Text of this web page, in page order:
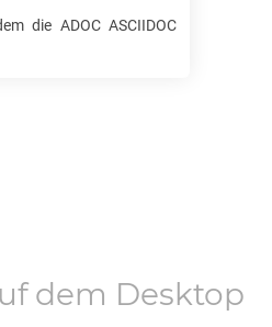
die ADOC ASCIIDOC
dem Desktop